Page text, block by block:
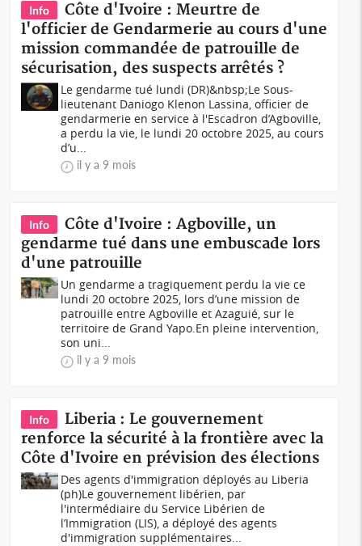
Info
Côte d'Ivoire : Meurtre de
l'officier de Gendarmerie au cours d'une
mission commandée de patrouille de
sécurisation, des suspects arrêtés ?
Le gendarme tué lundi (DR)&nbsp;Le Sous-
lieutenant Daniogo Klenon Lassina, officier de
gendarmerie en service à l'Escadron d’Agboville,
a perdu la vie, le lundi 20 octobre 2025, au cours
d’u...
il y a 9 mois
Info
Côte d'Ivoire : Agboville, un
gendarme tué dans une embuscade lors
d'une patrouille
Un gendarme a tragiquement perdu la vie ce
lundi 20 octobre 2025, lors d’une mission de
patrouille entre Agboville et Azaguié, sur le
territoire de Grand Yapo.En pleine intervention,
son uni...
il y a 9 mois
Info
Liberia : Le gouvernement
renforce la sécurité à la frontière avec la
Côte d'Ivoire en prévision des élections
Des agents d'immigration déployés au Liberia
(ph)Le gouvernement libérien, par
l'intermédiaire du Service Libérien de
l’Immigration (LIS), a déployé des agents
d'immigration supplémentaires...